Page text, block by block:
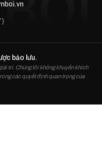
bảo lưu.
trí. Chúng tôi không khuyến khích
các quyết định quan trọng của